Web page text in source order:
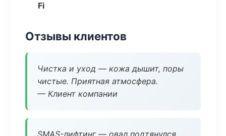
Fi
Отзывы клиентов
Чистка и уход — кожа дышит, поры
чистые. Приятная атмосфера.
— Клиент компании
SMAS-лифтинг — овал подтянулся,